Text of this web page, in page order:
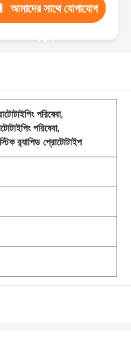
আমাদের সাথে যোগাযোগ
করুন
পরিষেবা,
পরিষেবা,
র‌্যাপিড প্রোটোটাইপ